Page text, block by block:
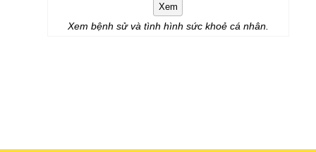
Xem
Xem bệnh sử và tình hình sức khoẻ cá nhân.